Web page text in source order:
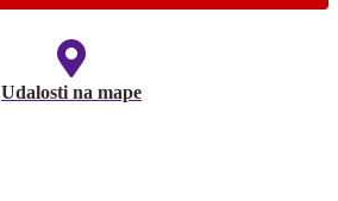
Udalosti na mape